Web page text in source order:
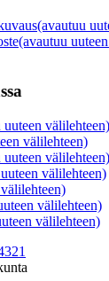
(avautuu
(avautuu
uuteen välilehteen)
välilehteen)
uuteen välilehteen)
välilehteen)
välilehteen)
välilehteen)